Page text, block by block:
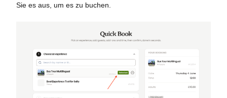
Sie es aus, um es zu buchen.